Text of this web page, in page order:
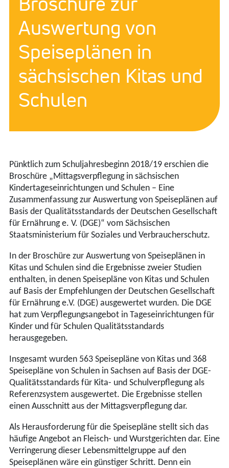
Auswertung von
Speiseplänen in
sächsischen Kitas und
Schulen
Pünktlich zum Schuljahresbeginn 2018/19 erschien die
Broschüre „Mittagsverpflegung in sächsischen
Kindertageseinrichtungen und Schulen – Eine
Zusammenfassung zur Auswertung von Speiseplänen auf
Basis der Qualitätsstandards der Deutschen Gesellschaft
für Ernährung e. V. (DGE)“ vom Sächsischen
Staatsministerium für Soziales und Verbraucherschutz.
In der Broschüre zur Auswertung von Speiseplänen in
Kitas und Schulen sind die Ergebnisse zweier Studien
enthalten, in denen Speisepläne von Kitas und Schulen
auf Basis der Empfehlungen der Deutschen Gesellschaft
für Ernährung e.V. (DGE) ausgewertet wurden. Die DGE
hat zum Verpflegungsangebot in Tageseinrichtungen für
Kinder und für Schulen Qualitätsstandards
herausgegeben.
Insgesamt wurden 563 Speisepläne von Kitas und 368
Speisepläne von Schulen in Sachsen auf Basis der DGE-
Qualitätsstandards für Kita- und Schulverpflegung als
Referenzsystem ausgewertet. Die Ergebnisse stellen
einen Ausschnitt aus der Mittagsverpflegung dar.
Als Herausforderung für die Speisepläne stellt sich das
häufige Angebot an Fleisch- und Wurstgerichten dar. Eine
Verringerung dieser Lebensmittelgruppe auf den
Speiseplänen wäre ein günstiger Schritt. Denn ein